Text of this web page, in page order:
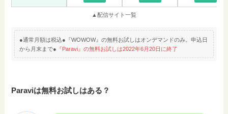
▲配信サイト一覧
●通常月額は税込●『WOWOW』の無料お試しはオンデマンドのみ。申込日
から月末まで● 『Paravi』の無料お試しは2022年6月20日に終了
Paraviは無料お試しはある？